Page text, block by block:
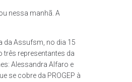
nessa manhã. A
da Assufsm, no dia 15
três representantes da
Alessandra Alfaro e
se cobre da PROGEP à